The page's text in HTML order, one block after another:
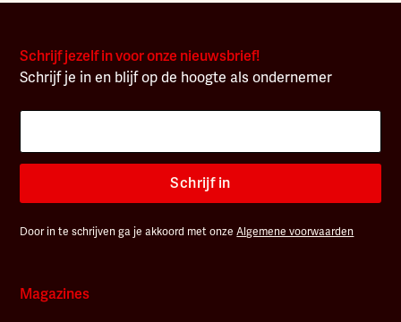
Schrijf jezelf in voor onze nieuwsbrief!
Schrijf je in en blijf op de hoogte als ondernemer
Schrijf in
Door in te schrijven ga je akkoord met onzeAlgemene voorwaarden
Magazines